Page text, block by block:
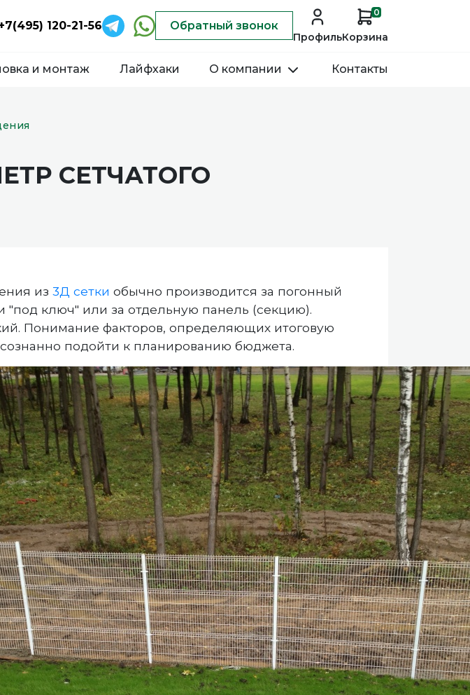
120-21-56 Обратный звонок
Профиль
0
Корзина
и монтаж Лайфхаки О компании Контакты
СЕТЧАТОГО
из 3Д сетки обычно производится за погонный
"под ключ" или за отдельную панель (секцию).
Понимание факторов, определяющих итоговую
подойти к планированию бюджета.